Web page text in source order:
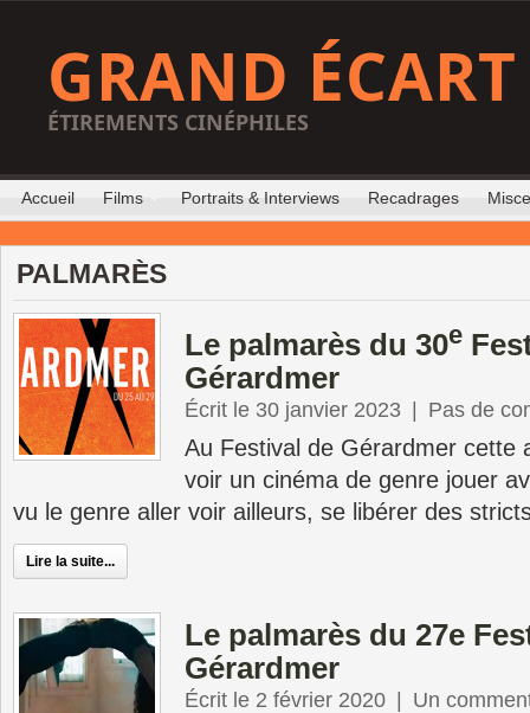
GRAND ÉCART
ÉTIREMENTS CINÉPHILES
Accueil Films Portraits & Interviews Recadrages
PALMARÈS
Le palmarès du 30e
Gérardmer
Écrit le 30 janvier 2023 | Pas de
Au Festival de Gérardmer cette
voir un cinéma de genre jouer
vu le genre aller voir ailleurs, se libérer des
Lire la suite...
Le palmarès du 27e
Gérardmer
Écrit le 2 février 2020 | Un